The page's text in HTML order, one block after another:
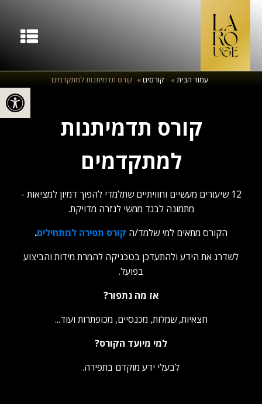
פתח
עמוד הבית» קורסים» קורס תדמיתנות למתקדמים
קורס תדמיתנות
למתקדמים
12 שיעורים מעשיים וחוויתיים שתלמדי להפוך דמיון למציאות -
מתמונה לבגד ממשי לגזרה מדויקת.
הקורס מתאים למי שלמד/ה קורס תפירה למתחילים.
לשדרג את הידע ולהתעדכן בטכניקה להמרת מידות והביצוע
בפועל.
אז מה נתפור?
חצאיות, שמלות, מכנסיים, מכופתרות ועוד...
למי מיועד הקורס?
לבעלי ידע מוקדם בתפירה.